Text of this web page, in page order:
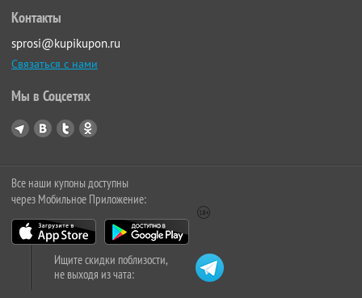
Контакты
sprosi@kupikupon.ru
Связаться с нами
Мы в Соцсетях
Все наши купоны доступны
через Мобильное Приложение:
Ищите скидки поблизости,
не выходя из чата: